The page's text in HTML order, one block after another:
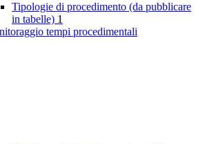
Tipologie di procedimento (da pubblicare
in tabelle) 1
tempi procedimentali